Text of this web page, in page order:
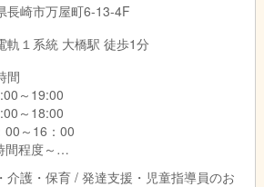
長崎市万屋町6-13-4F
軌１系統 大橋駅 徒歩1分
間
～19:00
～18:00
～16：00
程度～
ど時間帯をお選びいただけます。
介護・保育 / 発達支援・児童指導員のお